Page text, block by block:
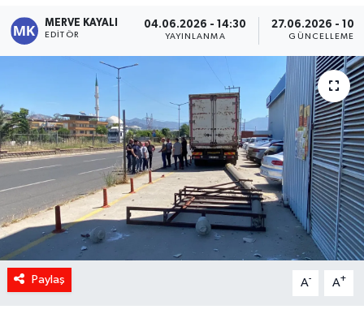
MERVE KAYALI
EDITÖR
04.06.2026 - 14:30
YAYINLANMA
27.06.2026 -
GÜNCELLEME
Paylaş A- A+